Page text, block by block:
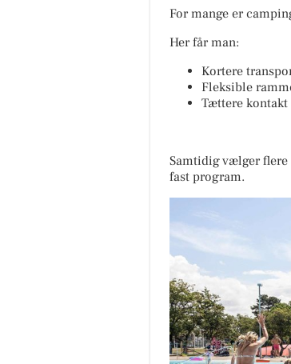
For mange er
Her får man:
Kortere
Fleksible
Tættere
Samtidig vælger
fast program.